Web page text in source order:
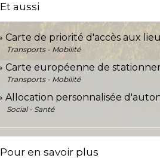
Et aussi
Carte de priorité d'accès aux
Transports - Mobilité
Carte européenne de
Transports - Mobilité
Allocation personnalisée
Social - Santé
Pour en savoir plus